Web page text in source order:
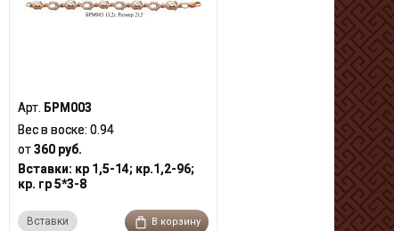
Арт. БРМ003
Вес в воске:0.94
от360 руб.
Вставки: кр 1,5-14; кр.1,2-96;
кр. гр 5*3-8
Вставки В корзину